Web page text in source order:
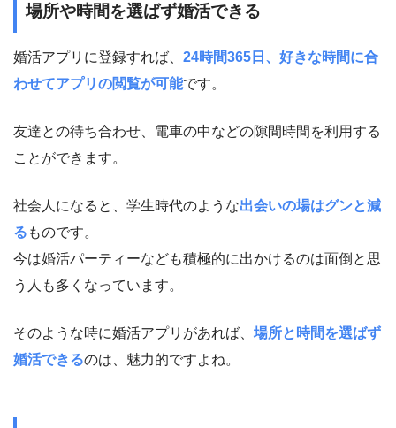
場所や時間を選ばず婚活できる
婚活アプリに登録すれば、 24時間365日、好きな時間に合
わせてアプリの閲覧が可能です。
友達との待ち合わせ、電車の中などの隙間時間を利用する
ことができます。
社会人になると、学生時代のような出会いの場はグンと減
る ものです。
今は婚活パーティーなども積極的に出かけるのは面倒と思
う人も多くなっています。
そのような時に婚活アプリがあれば、 場所と時間を選ばず
婚活できるのは、魅力的ですよね。